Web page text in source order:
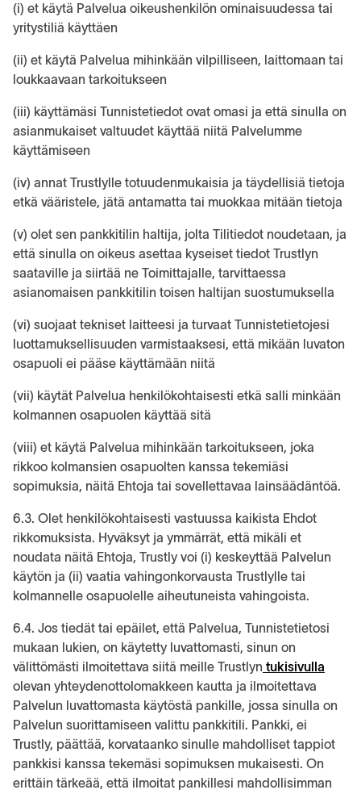
(i) et käytä Palvelua oikeushenkilön ominaisuudessa tai
yritystiliä käyttäen
(ii) et käytä Palvelua mihinkään vilpilliseen, laittomaan tai
loukkaavaan tarkoitukseen
(iii) käyttämäsi Tunnistetiedot ovat omasi ja että sinulla on
asianmukaiset valtuudet käyttää niitä Palvelumme
käyttämiseen
(iv) annat Trustlylle totuudenmukaisia ja täydellisiä tietoja
etkä vääristele, jätä antamatta tai muokkaa mitään tietoja
(v) olet sen pankkitilin haltija, jolta Tilitiedot noudetaan, ja
että sinulla on oikeus asettaa kyseiset tiedot Trustlyn
saataville ja siirtää ne Toimittajalle, tarvittaessa
asianomaisen pankkitilin toisen haltijan suostumuksella
(vi) suojaat tekniset laitteesi ja turvaat Tunnistetietojesi
luottamuksellisuuden varmistaaksesi, että mikään luvaton
osapuoli ei pääse käyttämään niitä
(vii) käytät Palvelua henkilökohtaisesti etkä salli minkään
kolmannen osapuolen käyttää sitä
(viii) et käytä Palvelua mihinkään tarkoitukseen, joka
rikkoo kolmansien osapuolten kanssa tekemiäsi
sopimuksia, näitä Ehtoja tai sovellettavaa lainsäädäntöä.
6.3. Olet henkilökohtaisesti vastuussa kaikista Ehdot
rikkomuksista. Hyväksyt ja ymmärrät, että mikäli et
noudata näitä Ehtoja, Trustly voi (i) keskeyttää Palvelun
käytön ja (ii) vaatia vahingonkorvausta Trustlylle tai
kolmannelle osapuolelle aiheutuneista vahingoista.
6.4. Jos tiedät tai epäilet, että Palvelua, Tunnistetietosi
mukaan lukien, on käytetty luvattomasti, sinun on
välittömästi ilmoitettava siitä meille Trustlyn tukisivulla
olevan yhteydenottolomakkeen kautta ja ilmoitettava
Palvelun luvattomasta käytöstä pankille, jossa sinulla on
Palvelun suorittamiseen valittu pankkitili. Pankki, ei
Trustly, päättää, korvataanko sinulle mahdolliset tappiot
pankkisi kanssa tekemäsi sopimuksen mukaisesti. On
erittäin tärkeää, että ilmoitat pankillesi mahdollisimman